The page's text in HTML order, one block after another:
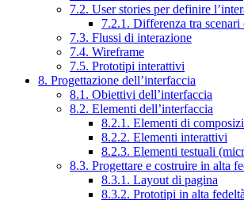
7.2. User stories per definire
7.2.1. Differenza tra scenari
7.3. Flussi di interazione
7.4. Wireframe
7.5. Prototipi interattivi
8. Progettazione dell’interfaccia
8.1. Obiettivi dell’interfaccia
8.2. Elementi dell’interfaccia
8.2.1. Elementi di
8.2.2. Elementi interattivi
8.2.3. Elementi testuali
8.3. Progettare e costruire in alta
8.3.1. Layout di pagina
8.3.2. Prototipi in alta fedeltà